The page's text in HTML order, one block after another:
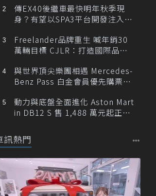
傳EX40後繼車最快明年秋季現
身？有望以SPA3平台開發注入80
Freelander品牌重生 喊年銷30
萬輛目標 CJLR：打造國際品牌
與世界頂尖樂團相遇 Mercedes-
Benz Pass 白金會員優先購票維
動力與底盤全面進化 Aston Mart
in DB12 S 售 1,488 萬元起正式
訊熱門